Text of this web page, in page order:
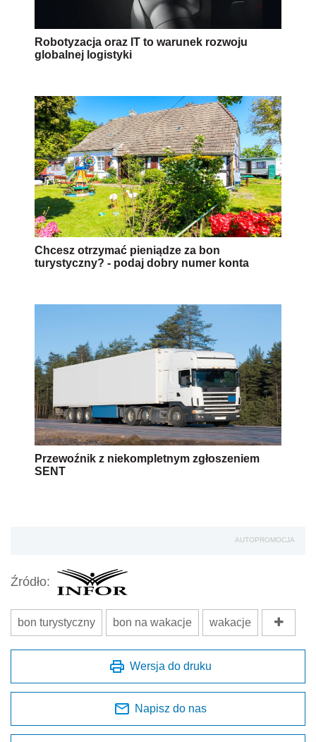
Robotyzacja oraz IT to warunek rozwoju
globalnej logistyki
Chcesz otrzymać pieniądze za bon
turystyczny? - podaj dobry numer konta
Przewoźnik z niekompletnym zgłoszeniem
SENT
AUTOPROMOCJA
Źródło:
bon turystyczny bon na wakacje wakacje
Wersja do druku
Napisz do nas